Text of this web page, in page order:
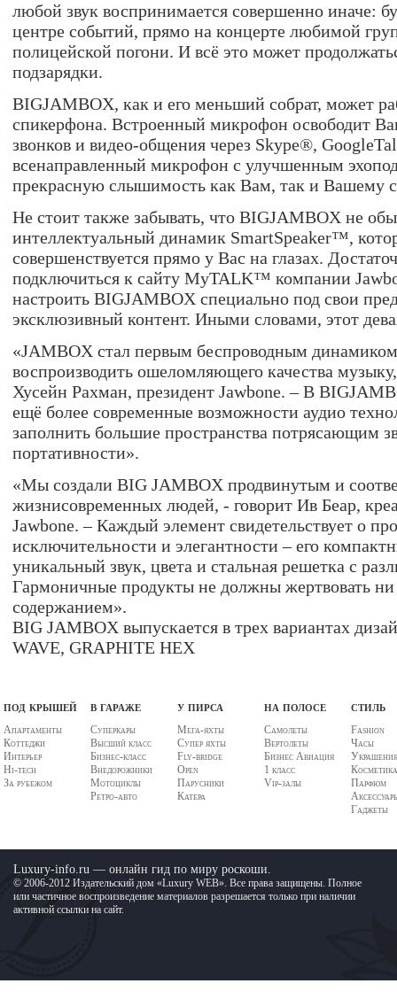
любой звук воспринимается совершенно иначе:
центре событий, прямо на концерте любимой
полицейской погони. И всё это может
подзарядки.
BIGJAMBOX, как и его меньший собрат, может
спикерфона. Встроенный микрофон освободит
звонков и видео-общения через Skype®,
всенаправленный микрофон с улучшенным
прекрасную слышимость как Вам, так и Вашему
Не стоит также забывать, что BIGJAMBOX не
интеллектуальный динамик SmartSpeaker™,
совершенствуется прямо у Вас на глазах.
подключиться к сайту MyTALK™ компании
настроить BIGJAMBOX специально под свои
эксклюзивный контент. Иными словами, этот
«JAMBOX стал первым беспроводным
воспроизводить ошеломляющего качества
Хусейн Рахман, президент Jawbone. – В
ещё более современные возможности аудио
заполнить большие пространства потрясающим
портативности».
«Мы создали BIG JAMBOX продвинутым и
жизнисовременных людей, - говорит Ив Беар,
Jawbone. – Каждый элемент свидетельствует о
исключительности и элегантности – его
уникальный звук, цвета и стальная решетка с
Гармоничные продукты не должны жертвовать
содержанием».
BIG JAMBOX выпускается в трех вариантах
WAVE, GRAPHITE HEX
под крышей
Апартаменты
Коттеджи
Интерьер
Hi-tech
За рубежом
в гараже
Суперкары
Высший класс
Бизнес-класс
Внедорожники
Мотоциклы
Ретро-авто
у пирса
Мега-яхты
Супер яхты
Fly-bridge
Open
Парусники
Катера
на полосе
Самолеты
Вертолеты
Бизнес Авиация
1 класс
Vip-залы
стиль
Fashion
Часы
Парфюм
Гаджеты
Luxury-info.ru — онлайн гид по миру роскоши.
© 2006-2012 Издательский дом «Luxury WEB». Все права защищены. Полное
или частичное воспроизведение материалов разрешается только при наличии
активной ссылки на сайт.